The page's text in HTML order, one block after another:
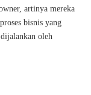
artinya mereka
bisnis yang
oleh